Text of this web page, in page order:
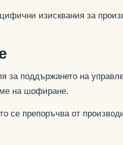
изисквания за
поддържането на
на шофиране.
се препоръчва от